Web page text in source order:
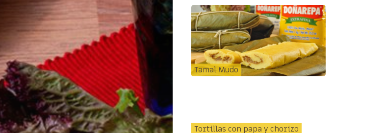
Tamal Mudo
Tortillas con papa y chorizo